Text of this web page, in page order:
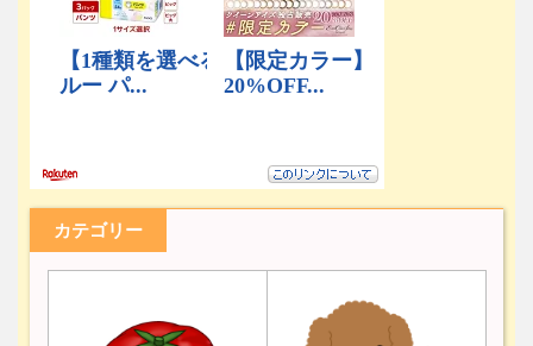
カテゴリー